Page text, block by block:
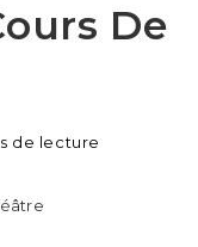
De
de lecture